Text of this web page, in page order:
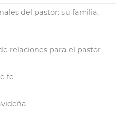
del pastor: su familia,
relaciones para el pastor
fe